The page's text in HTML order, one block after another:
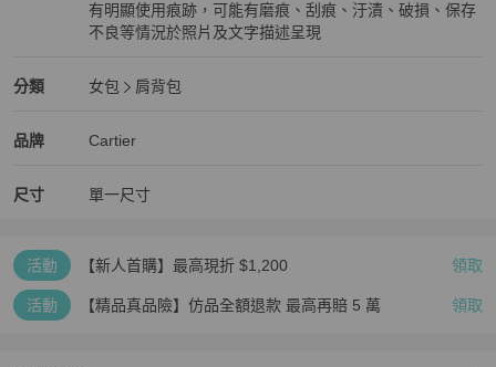
包口設有拉鍊，極具隱密性與安全性，拉鍊頭帶有 Cartier 經典刻
印。內部空間實用，非常適合日常通勤、正式場合或作為復古穿搭的
誠實面對包況，這只包陪伴了我一段美好的時光，皮革展現了 Vintag
感依舊很好。
示），沒有嚴重的結構破損。
Vintage 古董包的魅力就在於這些隨時間沉澱的歲月痕跡。如果您追
求的是完美無瑕的全新包包，這款可能不適合您；但如果您熱愛老派
浪漫、懂得欣賞古董皮革的韻味，這絕對是一顆非常值得收藏的經典
有明顯使用痕跡，可能有磨痕、刮痕、汙漬、破損、保存
不良等情況於照片及文字描述呈現
分類
Cartier 女包分類資訊
女包
肩背包
品牌
Cartier 精品女包品牌介紹
Cartier
Cartier 推薦清單
尺寸 單一尺寸
活動 【新人首購】最高現折 $1,200 領取
活動 【精品真品險】仿品全額退款 最高再賠 5 萬 領取